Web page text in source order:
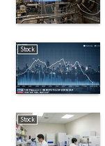
Stock
Stock